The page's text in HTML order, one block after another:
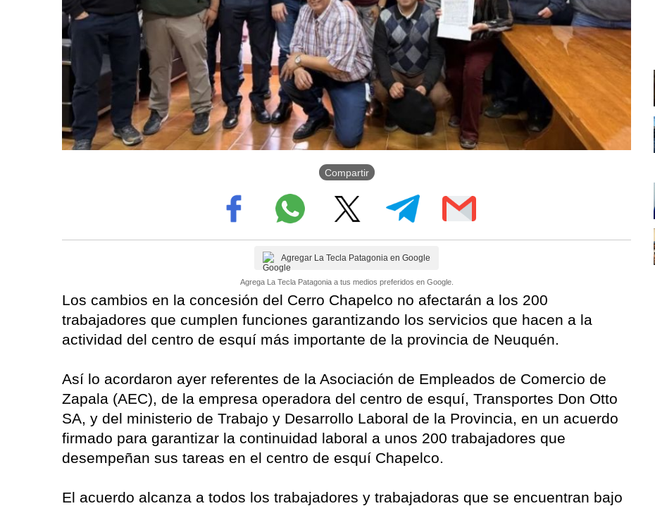
Compartir
Agregar La Tecla Patagonia en Google
Agrega La Tecla Patagonia a tus medios preferidos en Google.
Los cambios en la concesión del Cerro Chapelco no afectarán a los 200
trabajadores que cumplen funciones garantizando los servicios que hacen a la
actividad del centro de esquí más importante de la provincia de Neuquén.
Así lo acordaron ayer referentes de la Asociación de Empleados de Comercio de
Zapala (AEC), de la empresa operadora del centro de esquí, Transportes Don Otto
SA, y del ministerio de Trabajo y Desarrollo Laboral de la Provincia, en un acuerdo
firmado para garantizar la continuidad laboral a unos 200 trabajadores que
desempeñan sus tareas en el centro de esquí Chapelco.
El acuerdo alcanza a todos los trabajadores y trabajadoras que se encuentran bajo